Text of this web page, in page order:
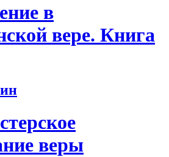
в
вере. Книга
веры